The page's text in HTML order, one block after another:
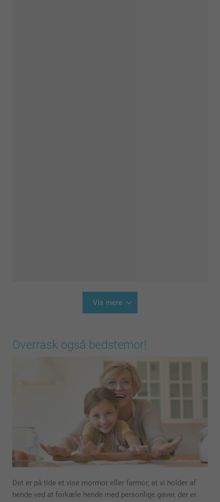
Vis mere
Overrask også bedstemor!
Det er på tide et vise mormor eller farmor, at vi holder af
hende ved at forkæle hende med personlige gaver, der er